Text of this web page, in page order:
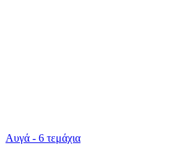
Αυγά - 6 τεμάχια